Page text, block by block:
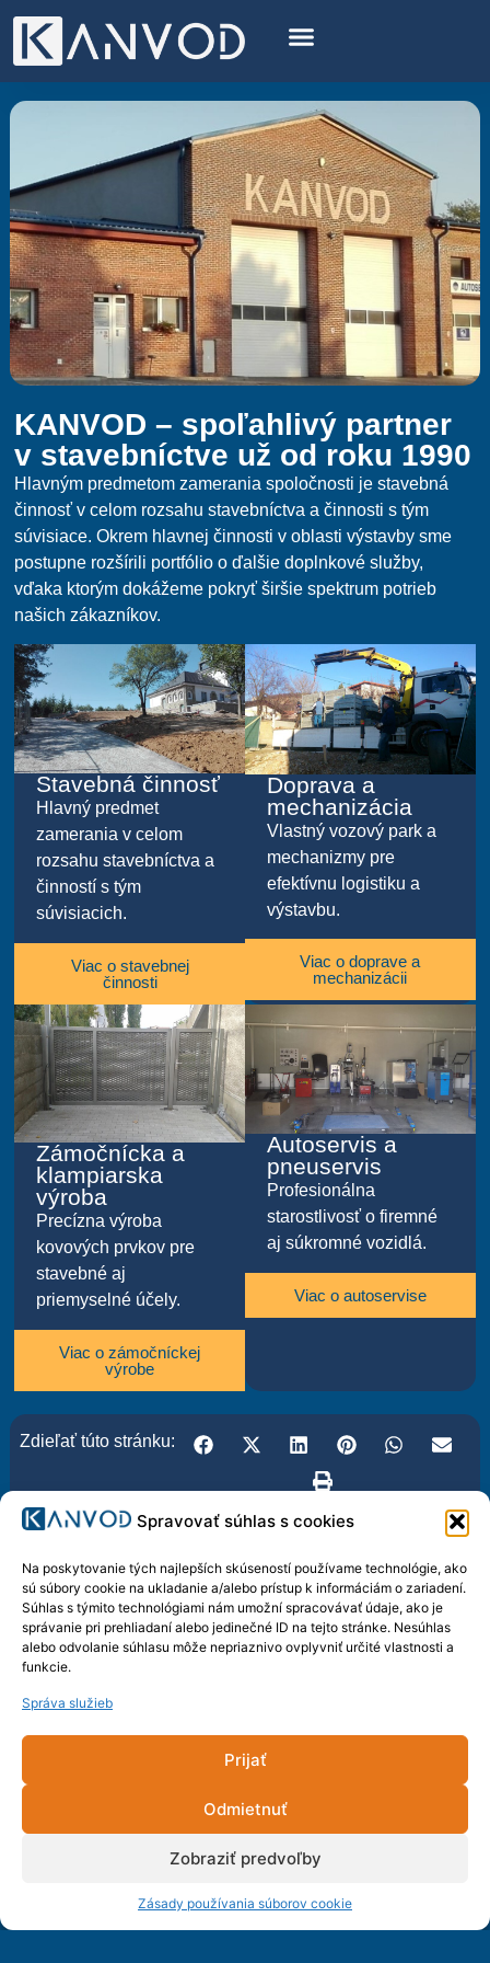
Spravovať súhlas s cookies
Na poskytovanie tých najlepších skúseností používame technológie, ako
sú súbory cookie na ukladanie a/alebo prístup k informáciám o zariadení.
Súhlas s týmito technológiami nám umožní spracovávať údaje, ako je
správanie pri prehliadaní alebo jedinečné ID na tejto stránke. Nesúhlas
alebo odvolanie súhlasu môže nepriaznivo ovplyvniť určité vlastnosti a
funkcie.
Správa služieb
Prijať
Odmietnuť
Zobraziť predvoľby
Zásady používania súborov cookie
KANVOD – spoľahlivý partner
v stavebníctve už od roku 1990
Hlavným predmetom zamerania spoločnosti je stavebná
činnosť v celom rozsahu stavebníctva a činnosti s tým
súvisiace. Okrem hlavnej činnosti v oblasti výstavby sme
postupne rozšírili portfólio o ďalšie doplnkové služby,
vďaka ktorým dokážeme pokryť širšie spektrum potrieb
našich zákazníkov.
Stavebná činnosť
Hlavný predmet
zamerania v celom
rozsahu stavebníctva a
činností s tým
súvisiacich.
Viac o stavebnej
činnosti
Doprava a
mechanizácia
Vlastný vozový park a
mechanizmy pre
efektívnu logistiku a
výstavbu.
Viac o doprave a
mechanizácii
Zámočnícka a
klampiarska
výroba
Precízna výroba
kovových prvkov pre
stavebné aj
priemyselné účely.
Viac o zámočníckej
výrobe
Autoservis a
pneuservis
Profesionálna
starostlivosť o firemné
aj súkromné vozidlá.
Viac o autoservise
Zdieľať túto stránku:
SNP 2289/53
Rýchly kontakt
zm@kanvod.sk